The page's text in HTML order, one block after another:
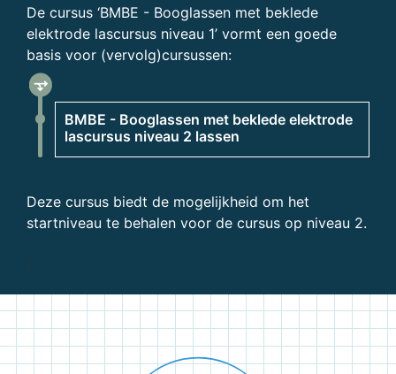
De cursus ‘BMBE - Booglassen met beklede
elektrode lascursus niveau 1’ vormt een goede
basis voor (vervolg)cursussen:
BMBE - Booglassen met beklede elektrode
lascursus niveau 2 lassen
fork_right
Deze cursus biedt de mogelijkheid om het
startniveau te behalen voor de cursus op niveau 2.
;